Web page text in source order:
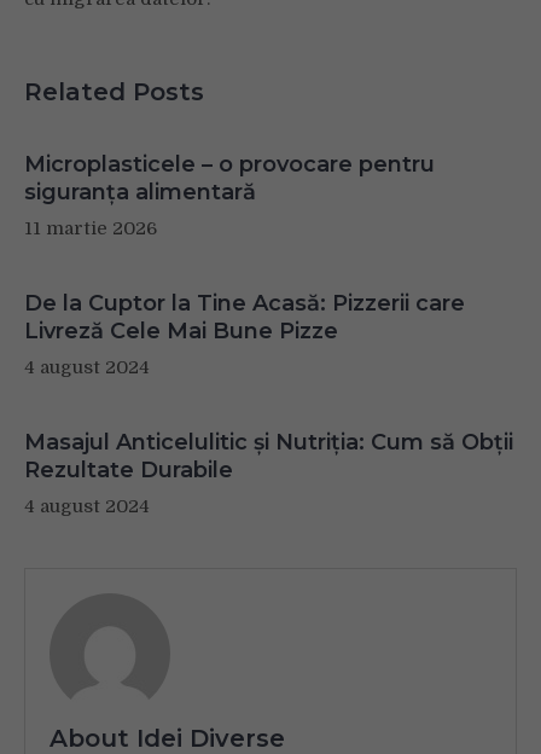
Related Posts
Microplasticele – o provocare pentru
siguranța alimentară
11 martie 2026
De la Cuptor la Tine Acasă: Pizzerii care
Livreză Cele Mai Bune Pizze
4 august 2024
Masajul Anticelulitic și Nutriția: Cum să Obții
Rezultate Durabile
4 august 2024
About Idei Diverse